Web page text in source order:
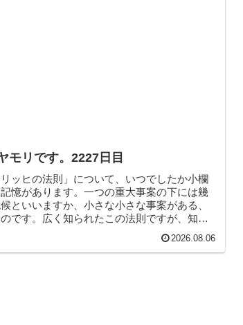
モリです。2227日目
リッヒの法則」について、いつでしたか小欄
憶があります。一つの重大事案の下には幾
といいますか、小さな小さな事案がある、
です。広く知られたこの法則ですが、知ら
ないと思うのですがどうしてこうも事案が続
ょうか。理解に苦しみます。そんなこんな
ヤモリです。
2026.08.06